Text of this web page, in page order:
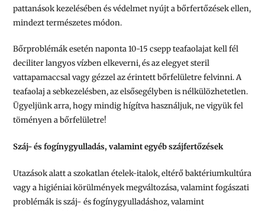
pattanások kezelésében és védelmet nyújt a bőrfertőzések ellen,
mindezt természetes módon.
Bőrproblémák esetén naponta 10-15 csepp teafaolajat kell fél
deciliter langyos vízben elkeverni, és az elegyet steril
vattapamaccsal vagy gézzel az érintett bőrfelületre felvinni. A
teafaolaj a sebkezelésben, az elsősegélyben is nélkülözhetetlen.
Ügyeljünk arra, hogy mindig hígítva használjuk, ne vigyük fel
töményen a bőrfelületre!
Száj- és fogínygyulladás, valamint egyéb szájfertőzések
Utazások alatt a szokatlan ételek-italok, eltérő baktériumkultúra
vagy a higiéniai körülmények megváltozása, valamint fogászati
problémák is száj- és fogínygyulladáshoz, valamint